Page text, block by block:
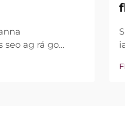
seo ag rá go
seo ann nó